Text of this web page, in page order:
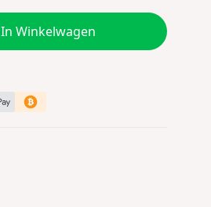
In Winkelwagen